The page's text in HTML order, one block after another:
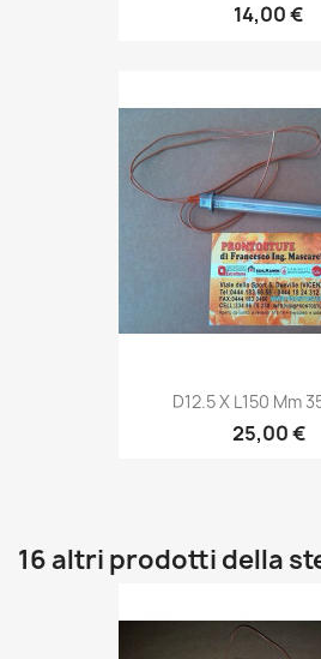
14,00 €
D12.5 X L150 Mm
25,00 €
16 altri prodotti della